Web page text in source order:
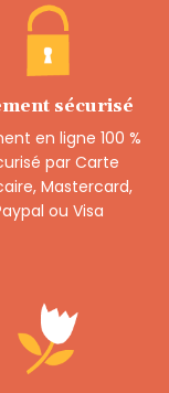
sécurisé
en ligne 100 %
par Carte
Mastercard,
ou Visa